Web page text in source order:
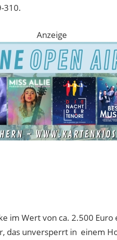
310.
Anzeige
im Wert von ca. 2.500
das unversperrt in einem